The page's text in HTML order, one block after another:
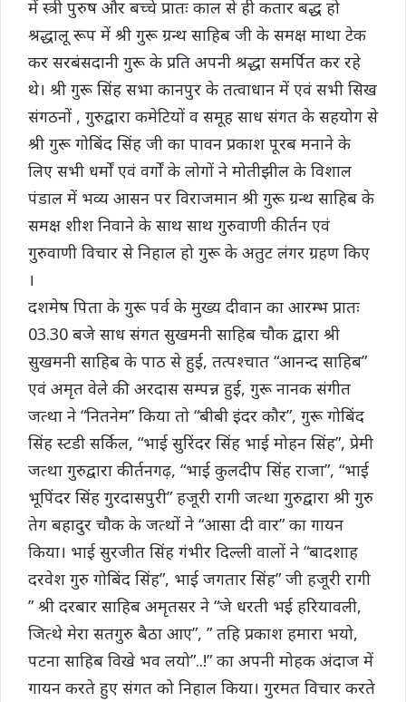
में स्त्री पुरुष और बच्चे प्रातः काल से ही कतार बद्ध हो
श्रद्धालू रूप में श्री गुरू ग्रन्थ साहिब जी के समक्ष माथा टेक
कर सरबंसदानी गुरू के प्रति अपनी श्रद्धा समर्पित कर रहे
थे। श्री गुरू सिंह सभा कानपुर के तत्वाधान में एवं सभी सिख
संगठनों , गुरुद्वारा कमेटियों व समूह साध संगत के सहयोग से
श्री गुरू गोबिंद सिंह जी का पावन प्रकाश पूरब मनाने के
लिए सभी धर्मों एवं वर्गों के लोगों ने मोतीझील के विशाल
पंडाल में भव्य आसन पर विराजमान श्री गुरू ग्रन्थ साहिब के
समक्ष शीश निवाने के साथ साथ गुरुवाणी कीर्तन एवं
गुरुवाणी विचार से निहाल हो गुरू के अतुट लंगर ग्रहण किए
।
दशमेष पिता के गुरू पर्व के मुख्य दीवान का आरम्भ प्रातः
03.30 बजे साध संगत सुखमनी साहिब चौक द्वारा श्री
सुखमनी साहिब के पाठ से हुई, तत्पश्चात “आनन्द साहिब”
एवं अमृत वेले की अरदास सम्पन्न हुई, गुरू नानक संगीत
जत्था ने “नितनेम” किया तो “बीबी इंदर कौर”, गुरू गोबिंद
सिंह स्टडी सर्किल, “भाई सुरिंदर सिंह भाई मोहन सिंह”, प्रेमी
जत्था गुरुद्वारा कीर्तनगढ़, “भाई कुलदीप सिंह राजा”, “भाई
भूपिंदर सिंह गुरदासपुरी” हजूरी रागी जत्था गुरुद्वारा श्री गुरु
तेग बहादुर चौक के जत्थों ने “आसा दी वार” का गायन
किया। भाई सुरजीत सिंह गंभीर दिल्ली वालों ने “बादशाह
दरवेश गुरु गोबिंद सिंह”, भाई जगतार सिंह” जी हजूरी रागी
” श्री दरबार साहिब अमृतसर ने “जे धरती भई हरियावली,
जित्थे मेरा सतगुरु बैठा आए”, ” तहि प्रकाश हमारा भयो,
पटना साहिब विखे भव लयो”..!” का अपनी मोहक अंदाज में
गायन करते हुए संगत को निहाल किया। गुरमत विचार करते